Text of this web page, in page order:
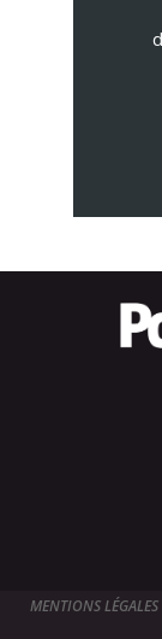
MENTIONS LÉGALES